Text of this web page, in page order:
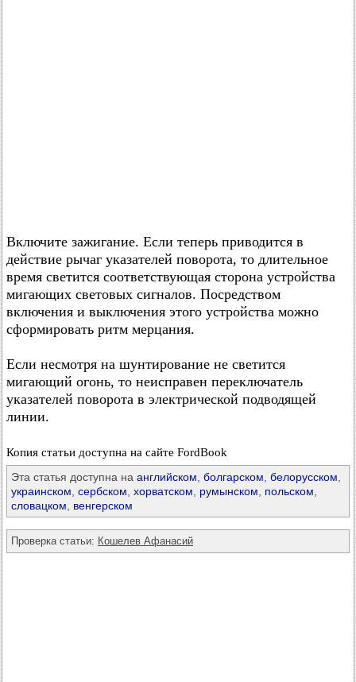
Включите зажигание. Если теперь приводится в
действие рычаг указателей поворота, то длительное
время светится соответствующая сторона устройства
мигающих световых сигналов. Посредством
включения и выключения этого устройства можно
сформировать ритм мерцания.
Если несмотря на шунтирование не светится
мигающий огонь, то неисправен переключатель
указателей поворота в электрической подводящей
линии.
Копия статьи доступна на сайте FordBook
Эта статья доступна на английском болгарском белорусском
украинском сербском хорватском румынском польском
словацком
венгерском
Проверка статьи: Кошелев Афанасий